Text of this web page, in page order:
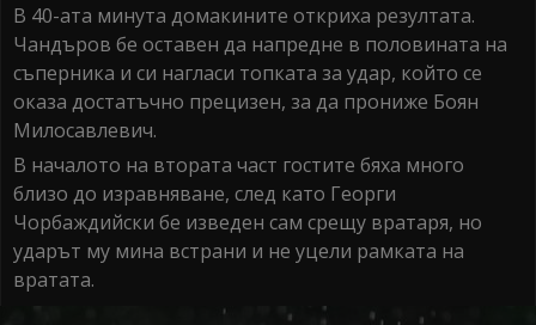
В 40-ата минута домакините откриха резултата.
Чандъров бе оставен да напредне в половината на
съперника и си нагласи топката за удар, който се
оказа достатъчно прецизен, за да прониже Боян
Милосавлевич.
В началото на втората част гостите бяха много
близо до изравняване, след като Георги
Чорбаждийски бе изведен сам срещу вратаря, но
ударът му мина встрани и не уцели рамката на
вратата.